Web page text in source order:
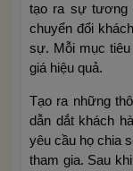
tạo ra sự tương
chuyển đổi
sự. Mỗi mục
giá hiệu quả.
Tạo ra những
dẫn dắt khách
yêu cầu họ chia
tham gia. Sau